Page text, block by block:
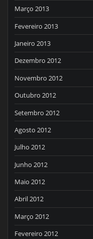
Março 2013
Fevereiro 2013
Janeiro 2013
Dezembro 2012
Novembro 2012
Outubro 2012
Setembro 2012
Agosto 2012
Julho 2012
Junho 2012
Maio 2012
Abril 2012
Março 2012
Fevereiro 2012